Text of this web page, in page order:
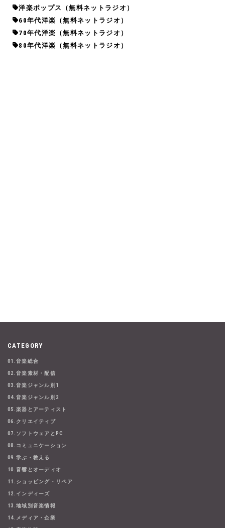
洋楽ポップス（無料ネットラジオ）
60年代洋楽（無料ネットラジオ）
70年代洋楽（無料ネットラジオ）
80年代洋楽（無料ネットラジオ）
CATEGORY
01.音楽総合
02.音楽素材・配信
03.音楽ジャンル別1
04.音楽ジャンル別2
05.楽器とアーティスト
06.クリエイティブ
07.ソフトウェアとPC
08.コミュニケーション
09.学ぶ・教える
10.音響とオーディオ
11.ショッピング・リペア
12.インディーズ
13.地域別音楽情報
14.メディア・企業